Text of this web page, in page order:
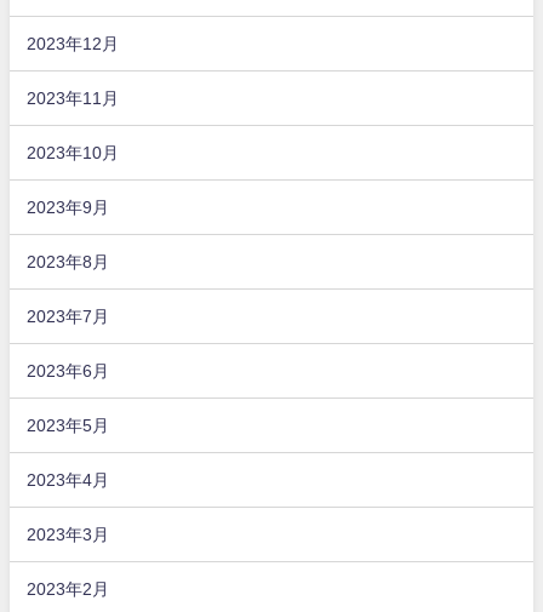
2023年12月
2023年11月
2023年10月
2023年9月
2023年8月
2023年7月
2023年6月
2023年5月
2023年4月
2023年3月
2023年2月